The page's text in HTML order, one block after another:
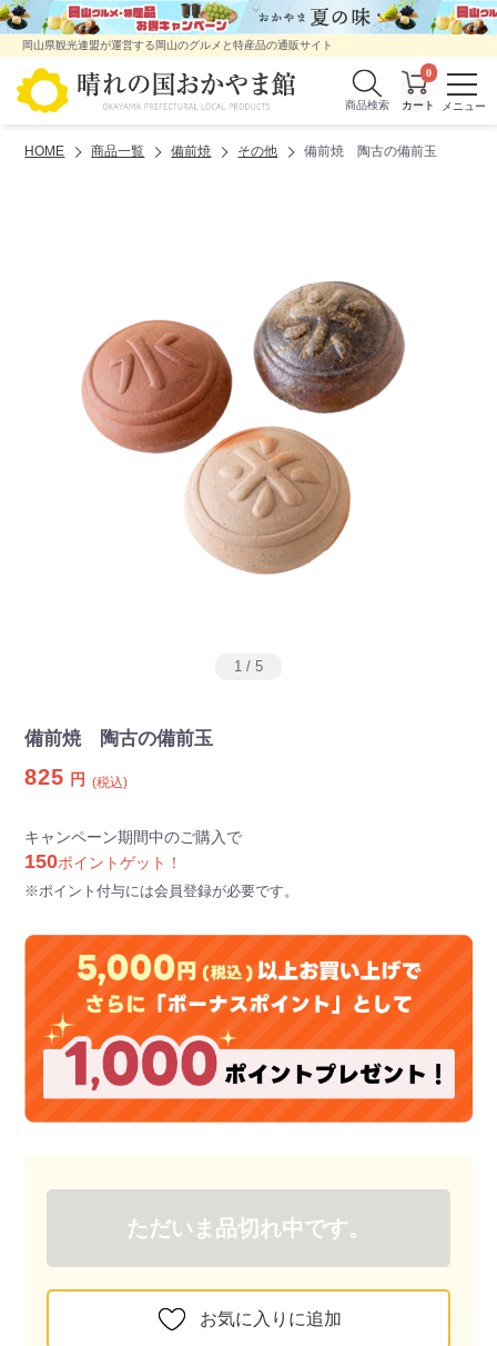
岡山県観光連盟が運営する岡山のグルメと特産品の通販サイト
商品検索
0
HOME 商品一覧 備前焼 その他 備前焼 陶古の備前玉
1 / 5
備前焼 陶古の備前玉
825 円 (税込)
キャンペーン期間中のご購入で
150ポイントゲット！
※ポイント付与には会員登録が必要です。
ただいま品切れ中です。
お気に入りに追加